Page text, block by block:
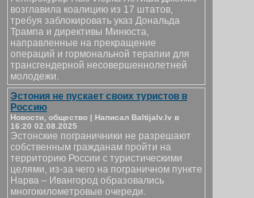
возглавила коалицию из 17 штатов,
требуя заблокировать указ Дональда
Трампа и директивы Минюста,
направленные на прекращение
операций и гормональной терапии для
трансгендерной несовершеннолетней
молодежи.
Эстония не пускает своих туристов в
Россию
Новости, общество | Написал Baltijalv.lv в
16:20 02.08.2025
Эстонские пограничники не разрешают
собственным гражданам пройти на
территорию России с туристическими
целями, из-за чего на пограничном пункте
Нарва – Ивангород образовались
многокилометровые очереди.